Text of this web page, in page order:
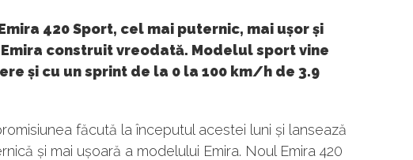
420 Sport, cel mai puternic, mai ușor și
construit vreodată. Modelul sport vine
și cu un sprint de la 0 la 100 km/h de 3.9
făcută la începutul acestei luni și lansează
și mai ușoară a modelului Emira. Noul Emira 420